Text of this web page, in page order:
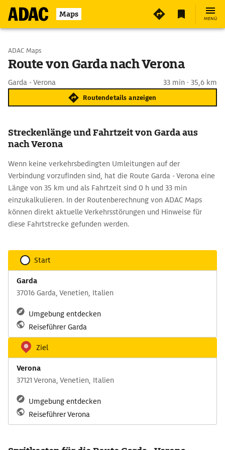
Maps MENÜ
Start wählen
ADAC Maps
Route von Garda nach Verona
Garda - Verona 33 min · 35,6 km
Routendetails anzeigen
Streckenlänge und Fahrtzeit von Garda aus
nach Verona
Wenn keine verkehrsbedingten Umleitungen auf der
Verbindung vorzufinden sind, hat die Route Garda - Verona eine
Länge von 35 km und als Fahrtzeit sind 0 h und 33 min
einzukalkulieren. In der Routenberechnung von ADAC Maps
können direkt aktuelle Verkehrsstörungen und Hinweise für
diese Fahrtstrecke gefunden werden.
Start
Garda
37016 Garda, Venetien, Italien
Umgebung entdecken
Reiseführer Garda
Ziel
Verona
37121 Verona, Venetien, Italien
Umgebung entdecken
Reiseführer Verona